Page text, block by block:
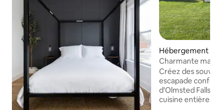
Hébergement ⋅
ls
Charmante
3 chambres avec
Créez des
escapade
d'Olmsted Falls.
cuisine